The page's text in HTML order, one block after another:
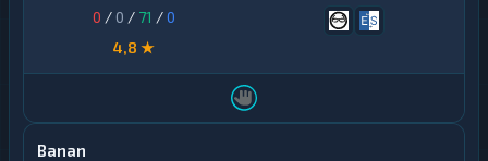
0 / 0 / 71 /0
4,8 ★
Banan